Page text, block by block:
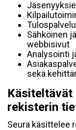
Sähköinen
webbisivut
Analysointi
sekä
Käsiteltävät
rekisterin
Seura käsittelee